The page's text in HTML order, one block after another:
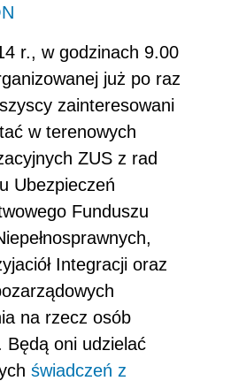
r., w godzinach 9.00
już po raz
zainteresowani
w terenowych
ZUS z rad
Ubezpieczeń
Funduszu
Integracji oraz
na rzecz osób
Będą oni udzielać
świadczeń z